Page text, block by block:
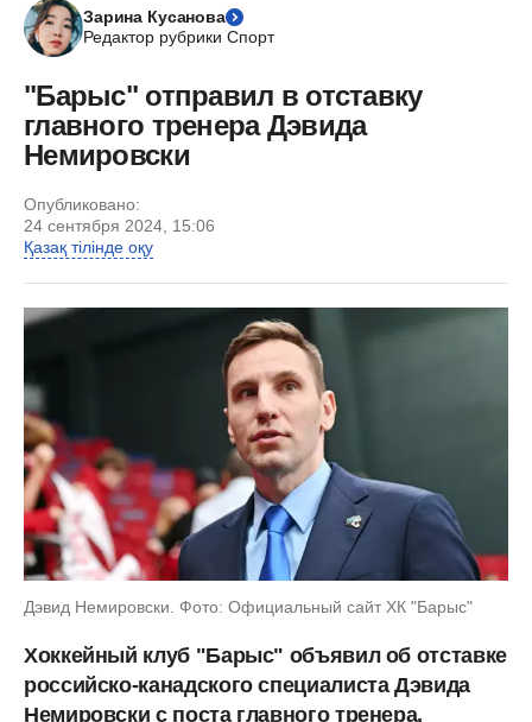
Зарина Кусанова
Редактор рубрики Спорт
"Барыс" отправил в отставку
главного тренера Дэвида
Немировски
Опубликовано:
24 сентября 2024, 15:06
Қазақ тілінде оқу
Дэвид Немировски. Фото: Официальный сайт ХК "Барыс"
Хоккейный клуб "Барыс" объявил об отставке
российско-канадского специалиста Дэвида
Немировски с поста главного тренера,